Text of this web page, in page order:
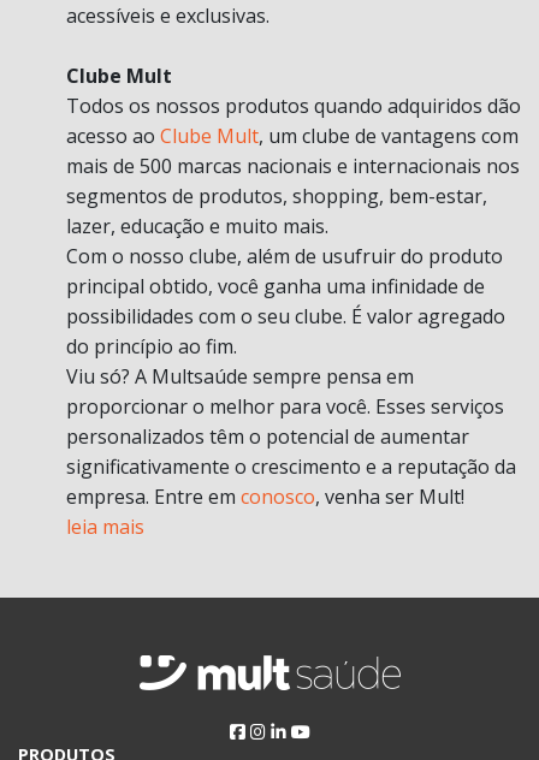
acessíveis e exclusivas.
Clube Mult
Todos os nossos produtos quando adquiridos dão
acesso ao Clube Mult, um clube de vantagens com
mais de 500 marcas nacionais e internacionais nos
segmentos de produtos, shopping, bem-estar,
lazer, educação e muito mais.
Com o nosso clube, além de usufruir do produto
principal obtido, você ganha uma infinidade de
possibilidades com o seu clube. É valor agregado
do princípio ao fim.
Viu só? A Multsaúde sempre pensa em
proporcionar o melhor para você. Esses serviços
personalizados têm o potencial de aumentar
significativamente o crescimento e a reputação da
empresa. Entre em conosco, venha ser Mult!
leia mais
PRODUTOS